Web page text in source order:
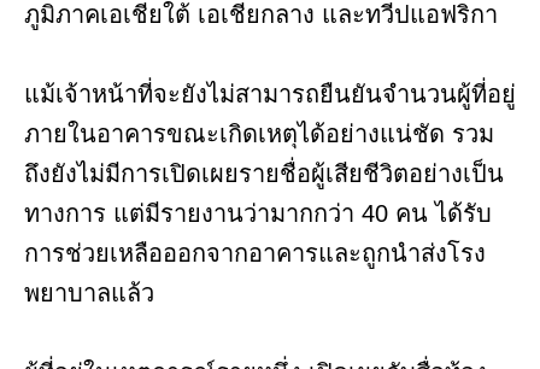
ภูมิภาคเอเชียใต้ เอเชียกลาง และทวีปแอฟริกา
แม้เจ้าหน้าที่จะยังไม่สามารถยืนยันจำนวนผู้ที่อยู่
ภายในอาคารขณะเกิดเหตุได้อย่างแน่ชัด รวม
ถึงยังไม่มีการเปิดเผยรายชื่อผู้เสียชีวิตอย่างเป็น
ทางการ แต่มีรายงานว่ามากกว่า 40 คน ได้รับ
การช่วยเหลือออกจากอาคารและถูกนำส่งโรง
พยาบาลแล้ว